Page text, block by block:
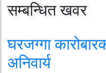
सम्बन्धित खवर
घरजग्गा
अनिवार्य